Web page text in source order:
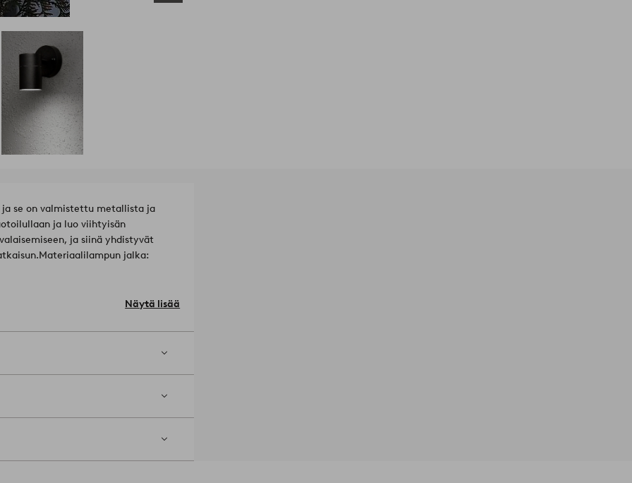
se on valmistettu metallista ja
ja luo viihtyisän
ja siinä yhdistyvät
Materiaalilampun jalka:
Näytä lisää